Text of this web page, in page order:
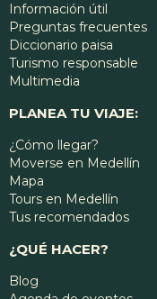
Información útil
Preguntas frecuentes
Diccionario paisa
Turismo responsable
Multimedia
PLANEA TU VIAJE:
¿Cómo llegar?
Moverse en Medellín
Mapa
Tours en Medellín
Tus recomendados
¿QUÉ HACER?
Blog